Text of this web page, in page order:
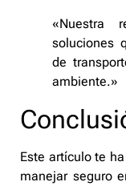
«Nuestra
soluciones
de
ambiente.»
Este artículo te
manejar seguro